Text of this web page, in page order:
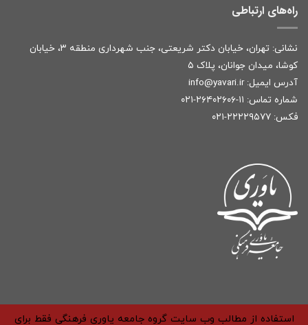
راه‌های ارتباطی
نشانی: تهران، خیابان دکتر شریعتی، جنب شهرداری منطقه ۳، خیابان
کوشا، میدان جوانان، پلاک ۵
آدرس ایمیل: info@yavari.ir
شماره تماس: ۱۱-۲۶۴۰۲۶۰۶-۰۲۱
فکس: ۲۲۲۲۹۵۷۷-۰۲۱
استفاده از مطالب وب سایت گروه جامعه یاوری فرهنگی فقط برای